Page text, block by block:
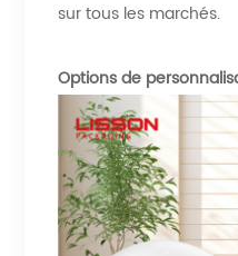
sur tous les marchés.
Options de